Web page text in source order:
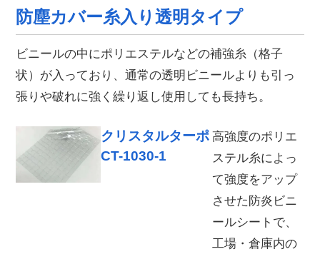
防塵カバー糸入り透明タイプ
ビニールの中にポリエステルなどの補強糸（格子
状）が入っており、通常の透明ビニールよりも引っ
張りや破れに強く繰り返し使用しても長持ち。
クリスタルターポ
CT-1030-1
高強度のポリエ
ステル糸によっ
て強度をアップ
させた防炎ビニ
ールシートで、
工場・倉庫内の